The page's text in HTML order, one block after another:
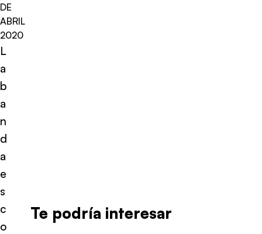
DE
ABRIL
2020
L
a
b
a
n
d
a
e
s
c
o
Te podría interesar